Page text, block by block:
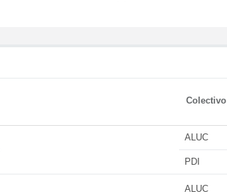
Colectivo
ALUC
PDI
ALUC